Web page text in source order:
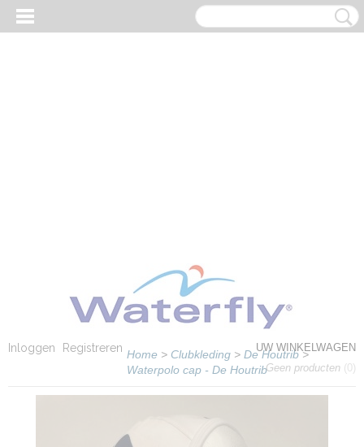
Inloggen Registreren
UW WINKELWAGEN
Geen producten (0)
Home > Clubkleding > De Houtrib>
Waterpolo cap - De Houtrib